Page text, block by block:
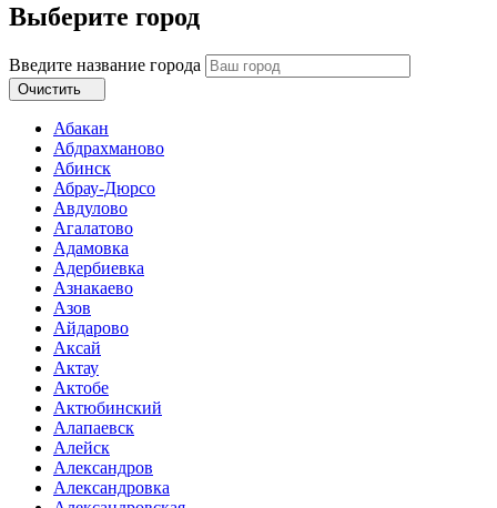
Выберите город
Введите название города
Очистить
Абакан
Абдрахманово
Абинск
Абрау-Дюрсо
Авдулово
Агалатово
Адамовка
Адербиевка
Азнакаево
Азов
Айдарово
Аксай
Актау
Актобе
Актюбинский
Алапаевск
Алейск
Александров
Александровка